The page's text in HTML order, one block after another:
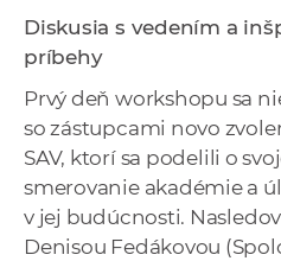
Diskusia s vedením a
príbehy
Prvý deň workshopu sa
so zástupcami novo
SAV, ktorí sa podelili o
smerovanie akadémie a
v jej budúcnosti.
Denisou Fedákovou